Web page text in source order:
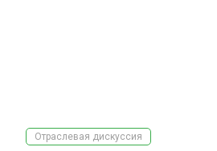
Отраслевая дискуссия